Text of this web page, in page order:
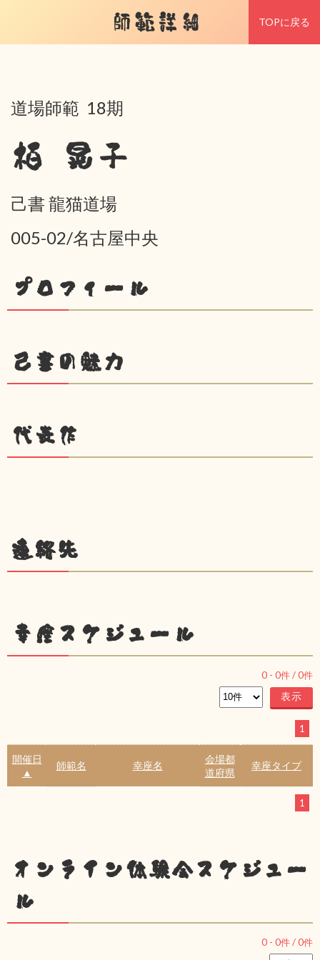
師範詳細 TOPに戻る
道場師範 18期
栢 晃子
己書 龍猫道場
005-02/名古屋中央
プロフィール
己書の魅力
代表作
連絡先
幸座スケジュール
0 - 0件 /0件
1
開催日
▲
師範名 幸座名
会場都
道府県
幸座タイプ
1
オンライン体験会スケジュー
ル
0 - 0件 /0件